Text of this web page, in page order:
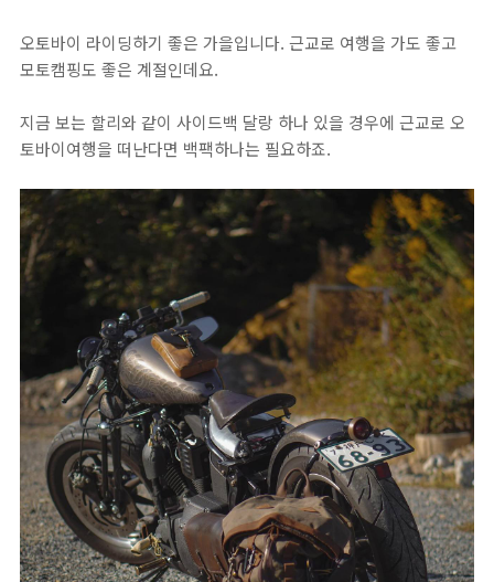
오토바이 라이딩하기 좋은 가을입니다. 근교로 여행을 가도 좋고
모토캠핑도 좋은 계절인데요.
지금 보는 할리와 같이 사이드백 달랑 하나 있을 경우에 근교로 오
토바이여행을 떠난다면 백팩하나는 필요하죠.